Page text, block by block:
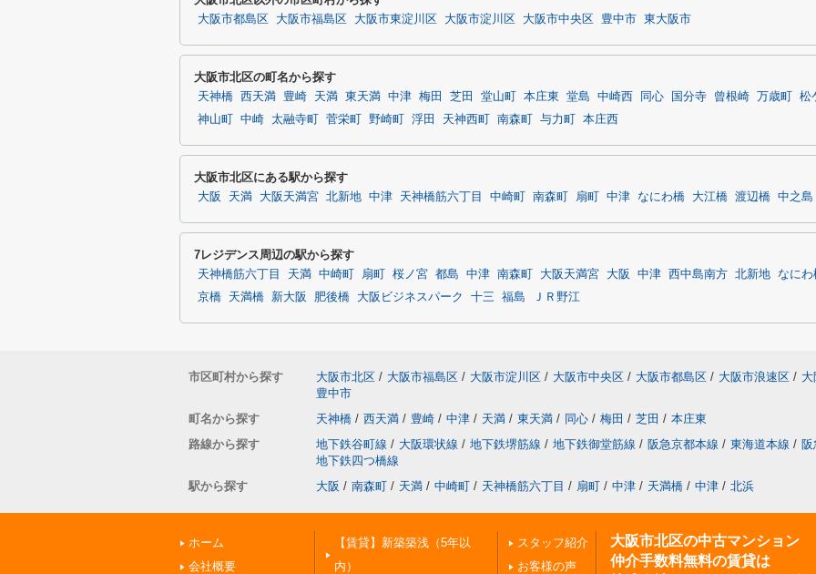
大阪市都島区 大阪市福島区 大阪市東淀川区 大阪市淀川区 大阪市中央区 豊中市 東大阪市
大阪市北区の町名から探す
天神橋 西天満 豊崎 天満 東天満 中津 梅田 芝田 堂山町 本庄東 堂島 中崎西 同心 国分寺 曾根崎 万歳町
松
神山町
中崎 太融寺町 菅栄町 野崎町 浮田 天神西町 南森町 与力町 本庄西
大阪市北区にある駅から探す
大阪 天満 大阪天満宮 北新地 中津 天神橋筋六丁目 中崎町 南森町 扇町 中津 なにわ橋 大江橋 渡辺橋 中之島
7レジデンス周辺の駅から探す
天神橋筋六丁目 天満 中崎町 扇町 桜ノ宮 都島 中津 南森町 大阪天満宮 大阪 中津 西中島南方 北新地 なにわ
京橋
天満橋 新大阪 肥後橋 大阪ビジネスパーク 十三 福島 ＪＲ野江
市区町村から探す 大阪市北区 / 大阪市福島区 / 大阪市淀川区 / 大阪市中央区 / 大阪市都島区 / 大阪市浪速区 /
豊中市
町名から探す
天神橋 / 西天満 / 豊崎 / 中津 / 天満 / 東天満 / 同心 / 梅田 / 芝田 / 本庄東
路線から探す
地下鉄谷町線 / 大阪環状線 / 地下鉄堺筋線 / 地下鉄御堂筋線 / 阪急京都本線 / 東海道本線 /
地下鉄四つ橋線
駅から探す
大阪 / 南森町 / 天満 / 中崎町 / 天神橋筋六丁目 / 扇町 / 中津 / 天満橋 / 中津 / 北浜
ホーム
会社概要
【賃貸】新築築浅（5年以
内）
スタッフ紹介
お客様の声
大阪市北区の中古マンション
仲介手数料無料の賃貸は